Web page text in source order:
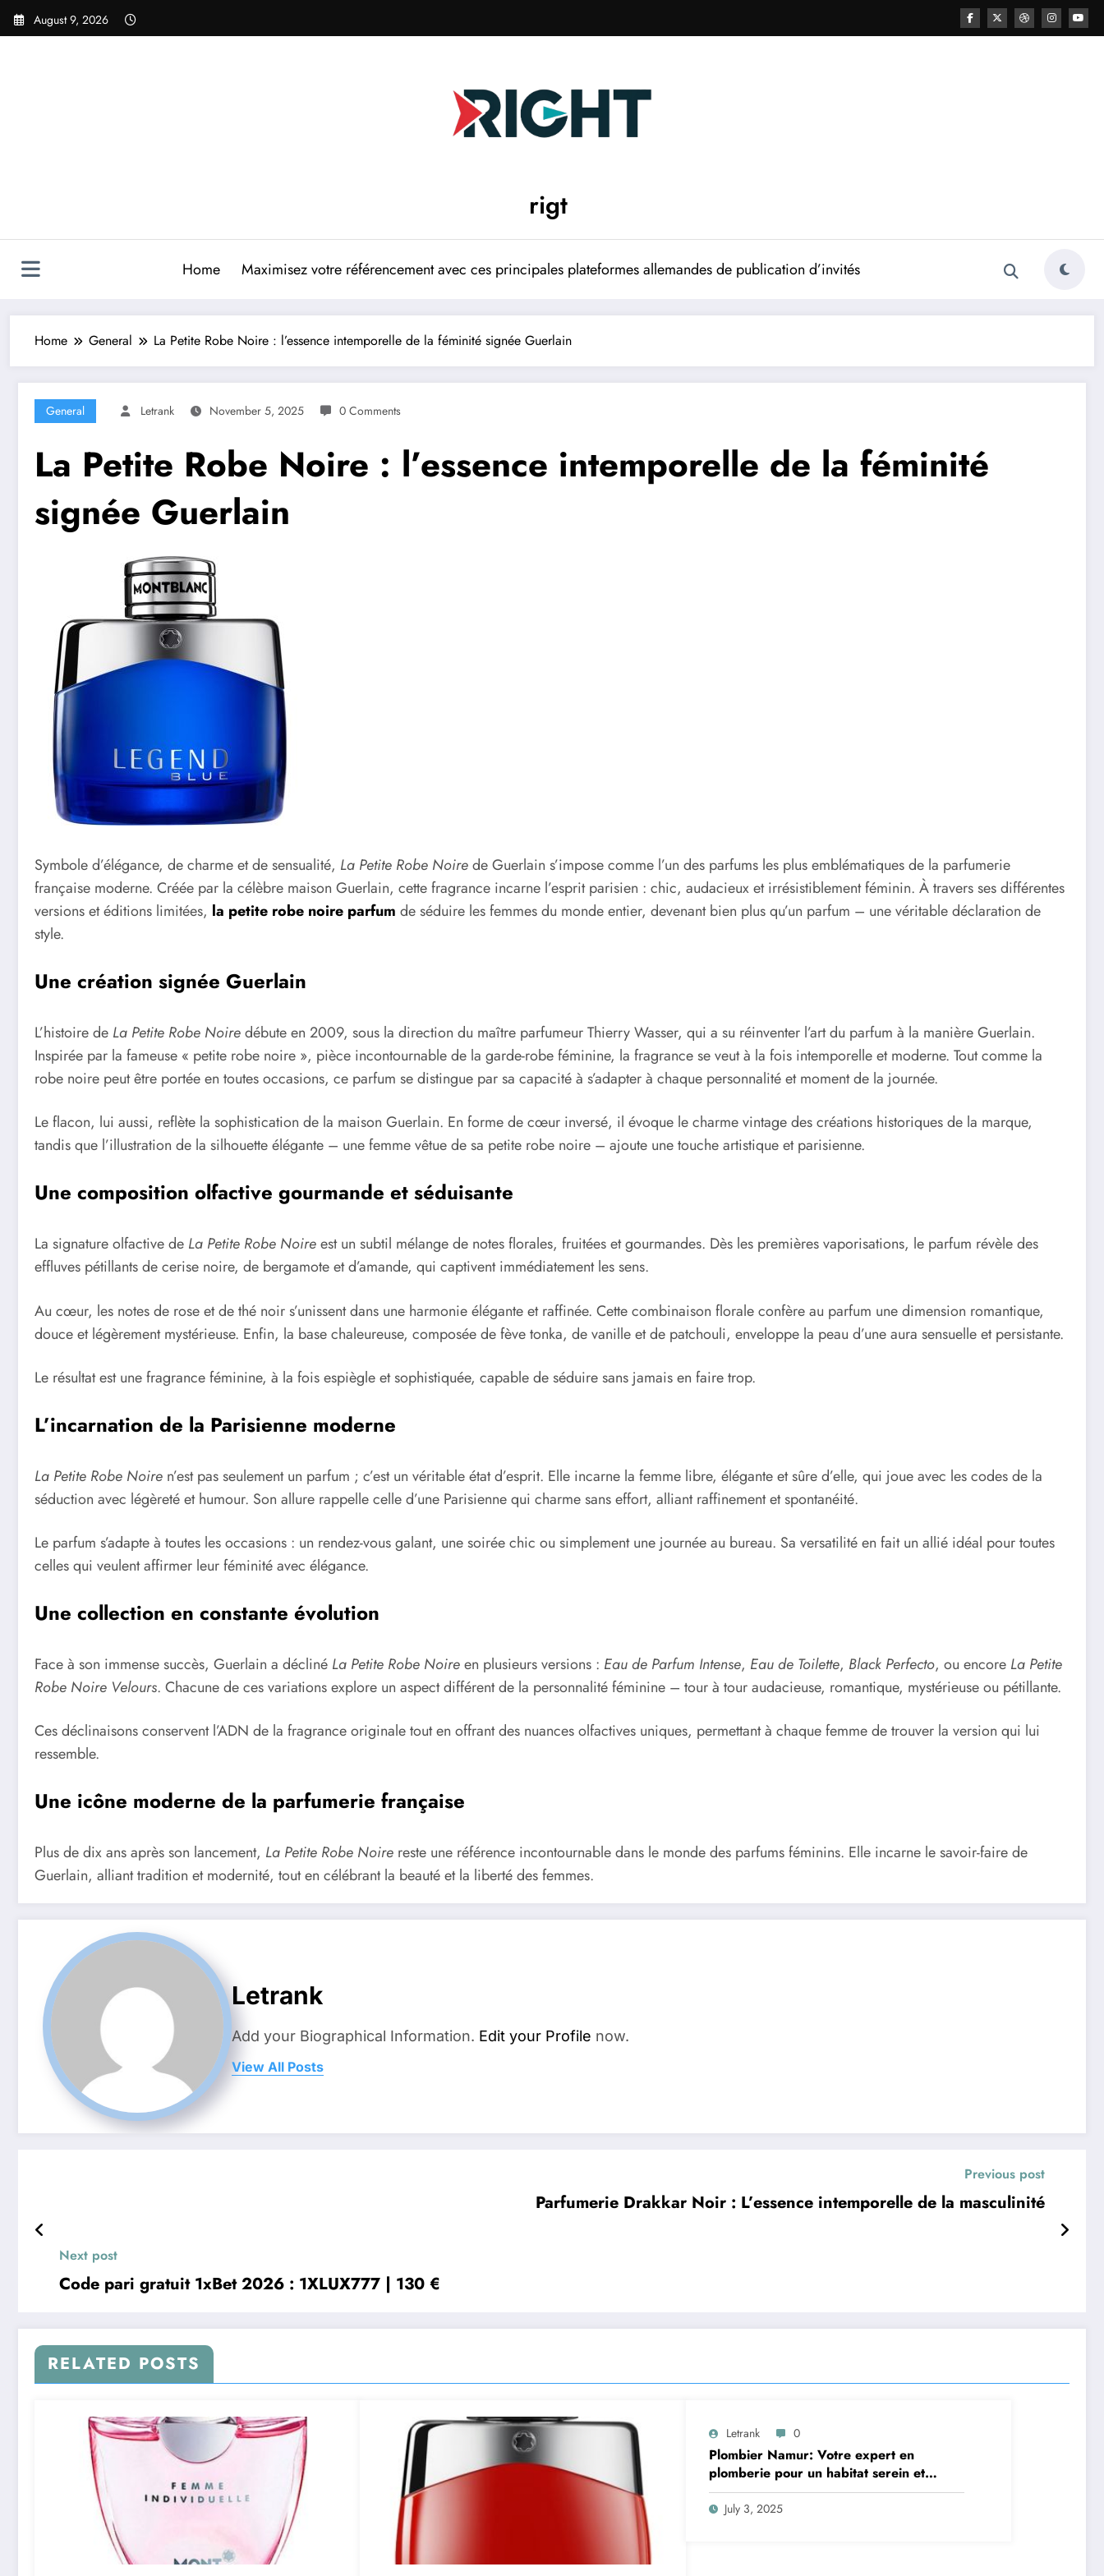
Skip
August 9, 2026
rigt
Home Maximisez votre référencement avec ces principales plateformes allemandes de publication d’invités
Home General La Petite Robe Noire : l’essence intemporelle de la féminité signée Guerlain
General Letrank November 5, 2025 0 Comments
La Petite Robe Noire : l’essence intemporelle de la féminité
signée Guerlain
Symbole d’élégance, de charme et de sensualité, La Petite Robe Noirede Guerlain s’impose comme l’un des parfums les plus emblématiques de la parfumerie
française moderne. Créée par la célèbre maison Guerlain, cette fragrance incarne l’esprit parisien : chic, audacieux et irrésistiblement féminin. À travers ses différentes
versions et éditions limitées, la petite robe noire parfum de séduire les femmes du monde entier, devenant bien plus qu’un parfum – une véritable déclaration de
style.
Une création signée Guerlain
L’histoire de La Petite Robe Noiredébute en 2009, sous la direction du maître parfumeur Thierry Wasser, qui a su réinventer l’art du parfum à la manière Guerlain.
Inspirée par la fameuse « petite robe noire », pièce incontournable de la garde-robe féminine, la fragrance se veut à la fois intemporelle et moderne. Tout comme la
robe noire peut être portée en toutes occasions, ce parfum se distingue par sa capacité à s’adapter à chaque personnalité et moment de la journée.
Le flacon, lui aussi, reflète la sophistication de la maison Guerlain. En forme de cœur inversé, il évoque le charme vintage des créations historiques de la marque,
tandis que l’illustration de la silhouette élégante – une femme vêtue de sa petite robe noire – ajoute une touche artistique et parisienne.
Une composition olfactive gourmande et séduisante
La signature olfactive de La Petite Robe Noireest un subtil mélange de notes florales, fruitées et gourmandes. Dès les premières vaporisations, le parfum révèle des
effluves pétillants de cerise noire, de bergamote et d’amande, qui captivent immédiatement les sens.
Au cœur, les notes de rose et de thé noir s’unissent dans une harmonie élégante et raffinée. Cette combinaison florale confère au parfum une dimension romantique,
douce et légèrement mystérieuse. Enfin, la base chaleureuse, composée de fève tonka, de vanille et de patchouli, enveloppe la peau d’une aura sensuelle et persistante.
Le résultat est une fragrance féminine, à la fois espiègle et sophistiquée, capable de séduire sans jamais en faire trop.
L’incarnation de la Parisienne moderne
La Petite Robe Noire n’est pas seulement un parfum ; c’est un véritable état d’esprit. Elle incarne la femme libre, élégante et sûre d’elle, qui joue avec les codes de la
séduction avec légèreté et humour. Son allure rappelle celle d’une Parisienne qui charme sans effort, alliant raffinement et spontanéité.
Le parfum s’adapte à toutes les occasions : un rendez-vous galant, une soirée chic ou simplement une journée au bureau. Sa versatilité en fait un allié idéal pour toutes
celles qui veulent affirmer leur féminité avec élégance.
Une collection en constante évolution
Face à son immense succès, Guerlain a décliné La Petite Robe Noireen plusieurs versions : Eau de Parfum Intense, Eau de Toilette, Black Perfecto, ou encore La Petite
Robe Noire Velours. Chacune de ces variations explore un aspect différent de la personnalité féminine – tour à tour audacieuse, romantique, mystérieuse ou pétillante.
Ces déclinaisons conservent l’ADN de la fragrance originale tout en offrant des nuances olfactives uniques, permettant à chaque femme de trouver la version qui lui
ressemble.
Une icône moderne de la parfumerie française
Plus de dix ans après son lancement, La Petite Robe Noire reste une référence incontournable dans le monde des parfums féminins. Elle incarne le savoir-faire de
Guerlain, alliant tradition et modernité, tout en célébrant la beauté et la liberté des femmes.
Letrank
Add your Biographical Information. Edit your Profile now.
View All Posts
Previous post
Parfumerie Drakkar Noir : L’essence intemporelle de la masculinité
Next post
Code pari gratuit 1xBet 2026 : 1XLUX777 | 130 €
RELATED POSTS
Letrank 0
Plombier Namur: Votre expert en
plomberie pour un habitat serein et
confortable
July 3, 2025